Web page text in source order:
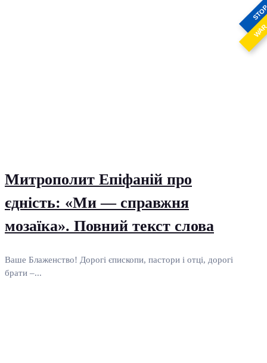
Митрополит Епіфаній про
єдність: «Ми — справжня
мозаїка». Повний текст слова
Ваше Блаженство! Дорогі єпископи, пастори і отці, дорогі
брати –...